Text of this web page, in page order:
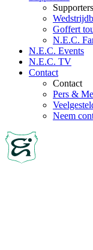
Supporters
Goffert
N.E.C.
N.E.C. Events
N.E.C. TV
Contact
Contact
Pers &
Neem